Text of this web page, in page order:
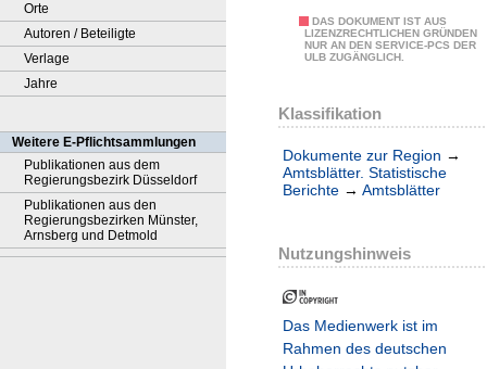
Orte
Autoren / Beteiligte
Verlage
Jahre
Weitere E-Pflichtsammlungen
Publikationen aus dem
Regierungsbezirk Düsseldorf
Publikationen aus den
Regierungsbezirken Münster,
Arnsberg und Detmold
DAS DOKUMENT IST AUS
LIZENZRECHTLICHEN GRÜNDEN
NUR AN DEN SERVICE-PCS DER
ULB ZUGÄNGLICH.
Klassifikation
Dokumente zur Region →
Amtsblätter. Statistische
Berichte → Amtsblätter
Nutzungshinweis
Das Medienwerk ist im
Rahmen des deutschen